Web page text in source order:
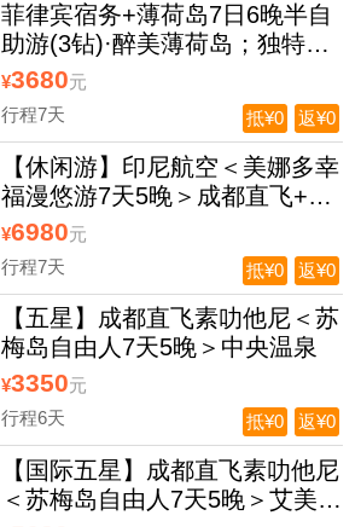
菲律宾宿务+薄荷岛7日6晚半自
助游(3钻)·醉美薄荷岛；独特的
自然人文遗迹；零距离与多样海
生物亲密接触；浮潜圣地；全程
精选酒店；畅玩宿务+薄荷岛
¥3680元
行程7天
返¥0
抵¥0
【休闲游】印尼航空＜美娜多幸
福漫悠游7天5晚＞成都直飞+入
住五星酒店+无需签证说走就
走。比巴厘岛更幸福的海岛。
¥6980元
行程7天
返¥0
抵¥0
【五星】成都直飞素叻他尼＜苏
梅岛自由人7天5晚＞中央温泉
¥3350元
行程6天
返¥0
抵¥0
【国际五星】成都直飞素叻他尼
＜苏梅岛自由人7天5晚＞艾美酒